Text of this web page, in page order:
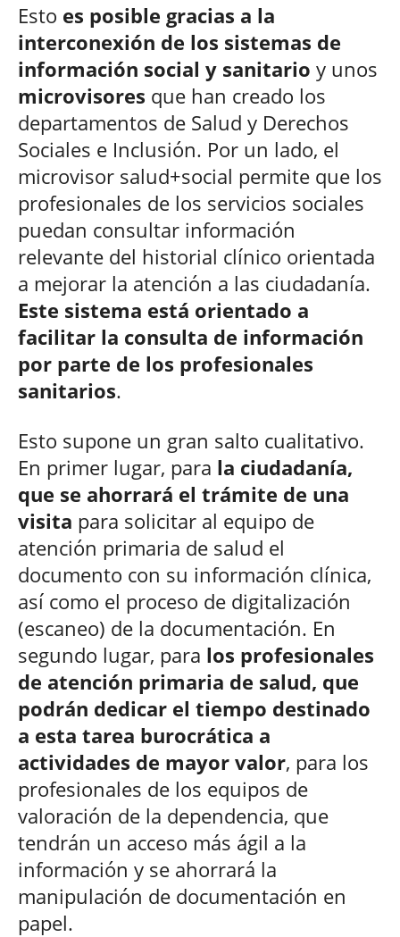
Esto es posible gracias a la
interconexión de los sistemas de
información social y sanitario y unos
microvisores que han creado los
departamentos de Salud y Derechos
Sociales e Inclusión. Por un lado, el
microvisor salud+social permite que los
profesionales de los servicios sociales
puedan consultar información
relevante del historial clínico orientada
a mejorar la atención a las ciudadanía.
Este sistema está orientado a
facilitar la consulta de información
por parte de los profesionales
sanitarios.
Esto supone un gran salto cualitativo.
En primer lugar, para la ciudadanía,
que se ahorrará el trámite de una
visita para solicitar al equipo de
atención primaria de salud el
documento con su información clínica,
así como el proceso de digitalización
(escaneo) de la documentación. En
segundo lugar, para los profesionales
de atención primaria de salud, que
podrán dedicar el tiempo destinado
a esta tarea burocrática a
actividades de mayor valor, para los
profesionales de los equipos de
valoración de la dependencia, que
tendrán un acceso más ágil a la
información y se ahorrará la
manipulación de documentación en
papel.